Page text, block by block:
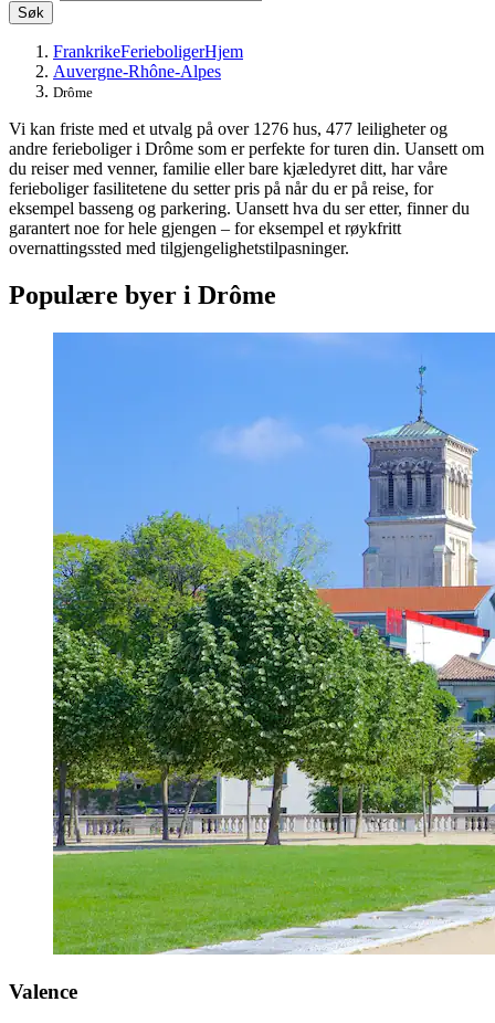
Søk
FrankrikeFerieboligerHjem
Auvergne-Rhône-Alpes
Drôme
Vi kan friste med et utvalg på over 1276 hus, 477 leiligheter og
andre ferieboliger i Drôme som er perfekte for turen din. Uansett om
du reiser med venner, familie eller bare kjæledyret ditt, har våre
ferieboliger fasilitetene du setter pris på når du er på reise, for
eksempel basseng og parkering. Uansett hva du ser etter, finner du
garantert noe for hele gjengen – for eksempel et røykfritt
overnattingssted med tilgjengelighetstilpasninger.
Populære byer i Drôme
Valence